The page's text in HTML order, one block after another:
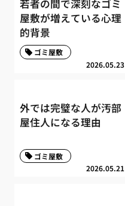
若者の間で深刻なゴミ
屋敷が増えている心理
的背景
2026.05.23
ゴミ屋敷
外では完璧な人が汚部
屋住人になる理由
2026.05.21
ゴミ屋敷